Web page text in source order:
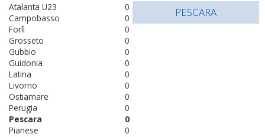
0
Atalanta U23
0
Campobasso
0
Forlì
0
Grosseto
0
Gubbio
0
Guidonia
0
Latina
0
Livorno
0
Ostiamare
0
Perugia
0
Pescara
0
Pianese
PESCARA